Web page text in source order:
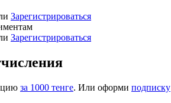
Зарегистрироваться
Зарегистрироваться
за 1000 тенге. Или оформи подписку